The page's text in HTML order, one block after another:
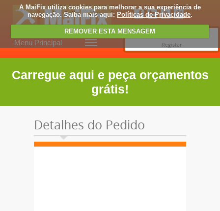
A MaiFix utiliza cookies para melhorar a sua experiência de
navegação. Saiba mais aqui: Políticas de Privacidade.
REMOVER ESTA MENSAGEM
Menu Principal
Registar
Carregue aqui e peça orçamentos
grátis!
Detalhes do Pedido